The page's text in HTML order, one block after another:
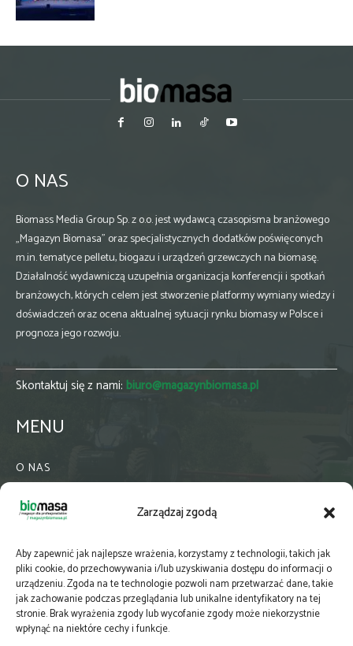
Zarządzaj zgodą
Aby zapewnić jak najlepsze wrażenia, korzystamy z technologii, takich jak
pliki cookie, do przechowywania i/lub uzyskiwania dostępu do informacji o
urządzeniu. Zgoda na te technologie pozwoli nam przetwarzać dane, takie
jak zachowanie podczas przeglądania lub unikalne identyfikatory na tej
stronie. Brak wyrażenia zgody lub wycofanie zgody może niekorzystnie
wpłynąć na niektóre cechy i funkcje.
O NAS
Biomass Media Group Sp. z o.o. jest wydawcą czasopisma branżowego
„Magazyn Biomasa” oraz specjalistycznych dodatków poświęconych
m.in. tematyce pelletu, biogazu i urządzeń grzewczych na biomasę.
Działalność wydawniczą uzupełnia organizacja konferencji i spotkań
branżowych, których celem jest stworzenie platformy wymiany wiedzy i
doświadczeń oraz ocena aktualnej sytuacji rynku biomasy w Polsce i
prognoza jego rozwoju.
Skontaktuj się z nami: biuro@magazynbiomasa.pl
MENU
O NAS
WSPÓŁPRACA
PRENUMERATA
NEWSLETTER
MAPY
E-WYDANIE